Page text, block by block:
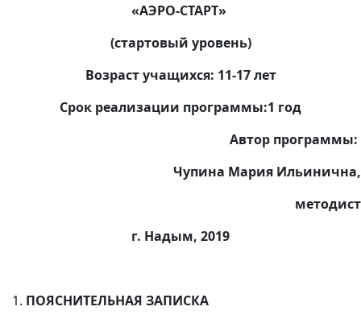
«АЭРО-СТАРТ»
(стартовый уровень)
Возраст учащихся: 11-17 лет
Срок реализации программы:1 год
Автор программы:
Чупина Мария Ильинична,
методист
г. Надым, 2019
ПОЯСНИТЕЛЬНАЯ ЗАПИСКА